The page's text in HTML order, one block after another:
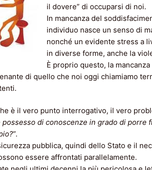
il dovere” di occuparsi di noi.
In mancanza del
individuo nasce un senso di
nonché un evidente stress a
in diverse forme, anche la
È proprio questo, la
di quello che noi oggi chiamiamo
è il vero punto interrogativo, il vero
di conoscenze in grado di porre
”.
pubblica, quindi dello Stato e il
essere affrontati parallelamente.